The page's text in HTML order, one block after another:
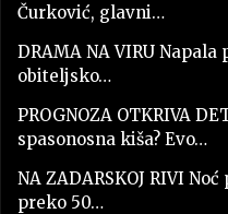
Čurković, glavni…
DRAMA NA VIRU
obiteljsko…
PROGNOZA OTKRIVA
spasonosna kiša? Evo…
NA ZADARSKOJ RIVI
preko 50…